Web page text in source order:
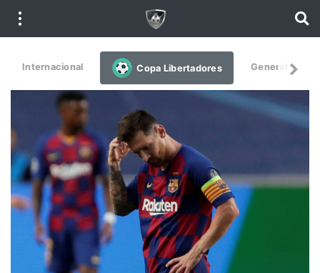
Internacional Copa Libertadores General